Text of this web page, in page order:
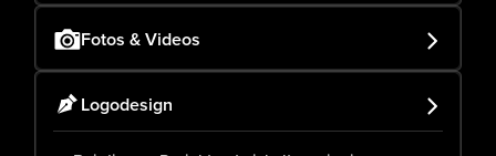
Fotos & Videos
Logodesign